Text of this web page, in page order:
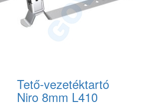
Tető-vezetéktartó
Niro 8mm L410